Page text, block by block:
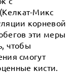
Микс
корневой
эти меры
чтобы
смогут
кисти.